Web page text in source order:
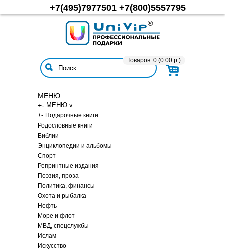
+7(495)7977501 +7(800)5557795
Товаров: 0 (0.00 р.)
МЕНЮ
+- МЕНЮ v
+- Подарочные книги
Родословные книги
Библии
Энциклопедии и альбомы
Спорт
Репринтные издания
Поэзия, проза
Политика, финансы
Охота и рыбалка
Нефть
Море и флот
МВД, спецслужбы
Ислам
Искусство